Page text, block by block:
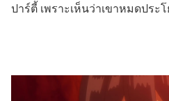
ปาร์ตี้ เพราะเห็นว่าเขาหมดประ